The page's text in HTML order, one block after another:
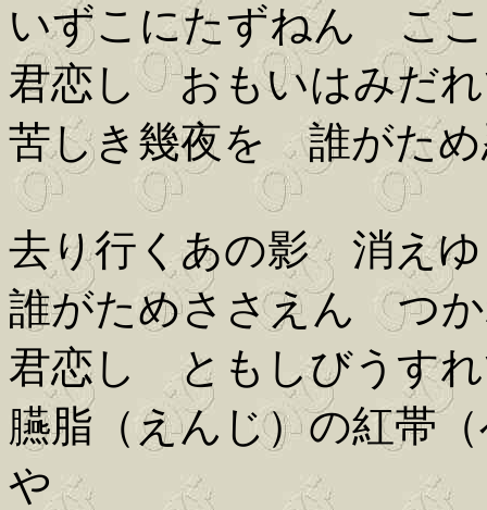
いずこにたずねん こ
君恋し おもいはみだ
苦しき幾夜を 誰がため
去り行くあの影 消えゆ
誰がためささえん つ
君恋し ともしびうす
臙脂（えんじ）の紅帯
や